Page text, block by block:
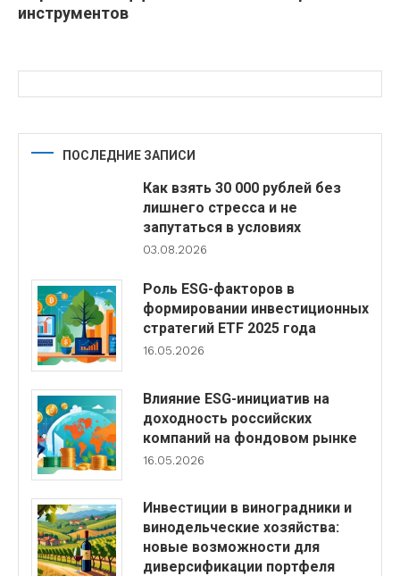
инструментов
ПОСЛЕДНИЕ ЗАПИСИ
Как взять 30 000 рублей без
лишнего стресса и не
запутаться в условиях
03.08.2026
Роль ESG-факторов в
формировании инвестиционных
стратегий ETF 2025 года
16.05.2026
Влияние ESG-инициатив на
доходность российских
компаний на фондовом рынке
16.05.2026
Инвестиции в виноградники и
винодельческие хозяйства:
новые возможности для
диверсификации портфеля